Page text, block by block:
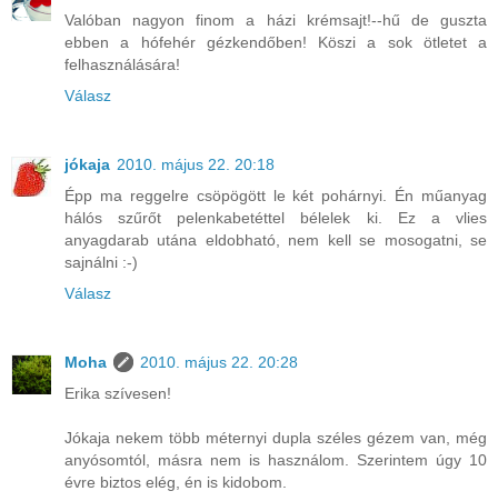
Valóban nagyon finom a házi krémsajt!--hű de guszta
ebben a hófehér gézkendőben! Köszi a sok ötletet a
felhasználására!
Válasz
jókaja 2010. május 22. 20:18
Épp ma reggelre csöpögött le két pohárnyi. Én műanyag
hálós szűrőt pelenkabetéttel bélelek ki. Ez a vlies
anyagdarab utána eldobható, nem kell se mosogatni, se
sajnálni :-)
Válasz
Moha
2010. május 22. 20:28
Erika szívesen!
Jókaja nekem több méternyi dupla széles gézem van, még
anyósomtól, másra nem is használom. Szerintem úgy 10
évre biztos elég, én is kidobom.